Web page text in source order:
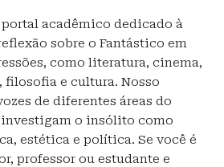
acadêmico dedicado à
sobre o Fantástico em
como literatura, cinema,
filosofia e cultura. Nosso
de diferentes áreas do
o insólito como
estética e política. Se você é
professor ou estudante e